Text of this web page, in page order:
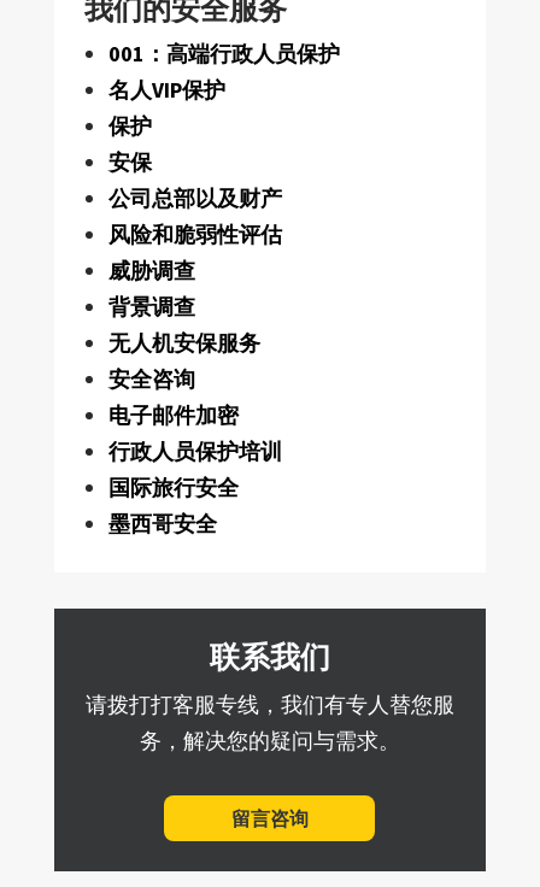
我们的安全服务
001：高端行政人员保护
名人VIP保护
保护
安保
公司总部以及财产
风险和脆弱性评估
威胁调查
背景调查
无人机安保服务
安全咨询
电子邮件加密
行政人员保护培训
国际旅行安全
墨西哥安全
联系我们
请拨打打客服专线，我们有专人替您服
务，解决您的疑问与需求。
留言咨询